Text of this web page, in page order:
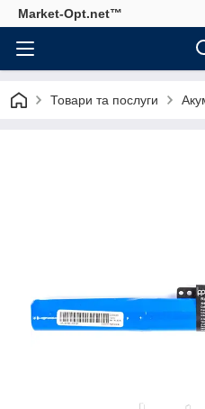
Market-Opt.net™
Товари та послуги